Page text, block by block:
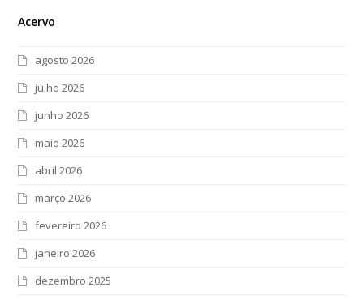
Acervo
agosto 2026
julho 2026
junho 2026
maio 2026
abril 2026
março 2026
fevereiro 2026
janeiro 2026
dezembro 2025